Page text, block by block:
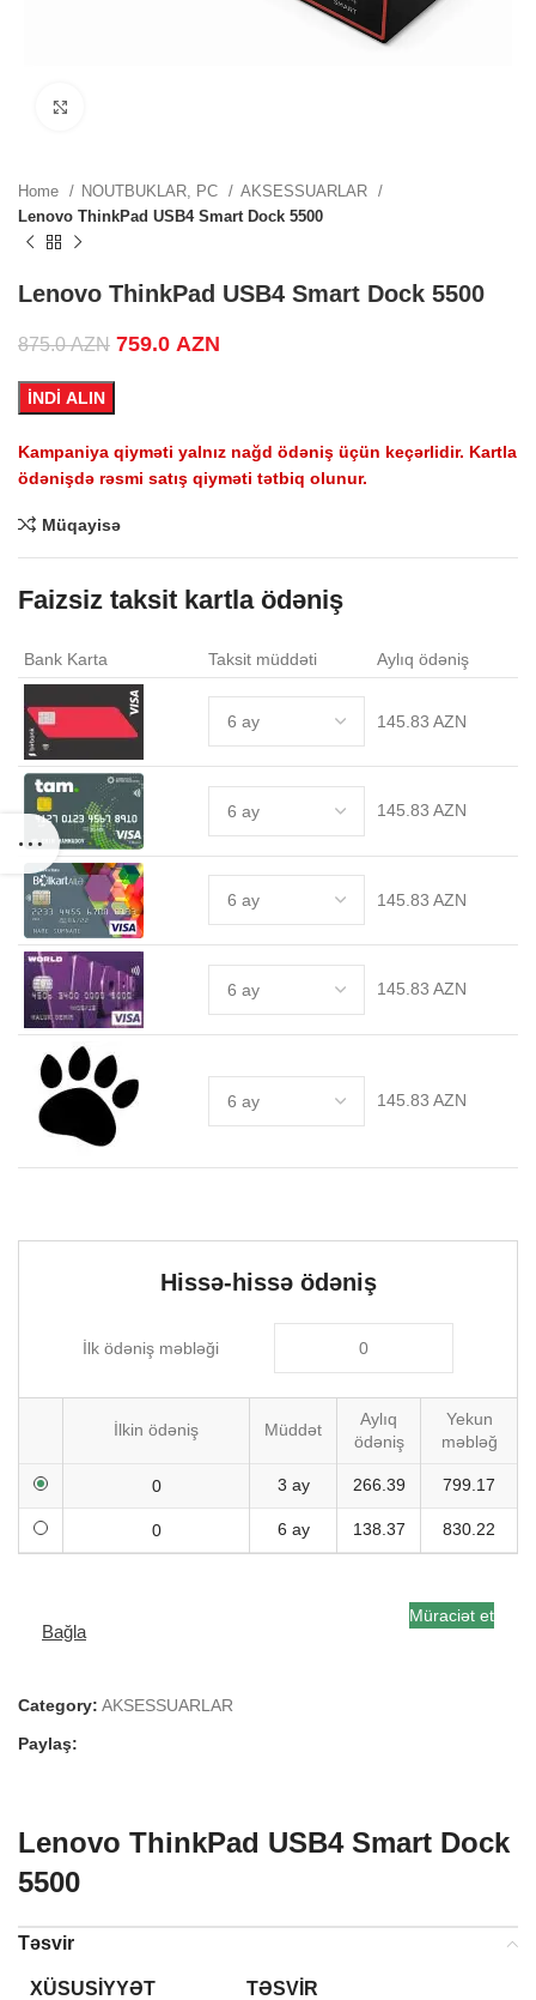
Home NOUTBUKLAR, PC
AKSESSUARLAR
Lenovo ThinkPad USB4 Smart Dock 5500
Lenovo ThinkPad USB4 Smart Dock 5500
875.0AZN Original price was: 875.0 AZN.
759.0 AZN
İNDİ ALIN
Kampaniya qiyməti yalnız nağd ödəniş üçün keçərlidir. Kartla
ödənişdə rəsmi satış qiyməti tətbiq olunur.
Müqayisə
Faizsiz taksit kartla ödəniş
Bank Karta Taksit müddəti Aylıq ödəniş
145.83 AZN
145.83 AZN
145.83 AZN
145.83 AZN
145.83 AZN
Hissə-hissə ödəniş
İlk ödəniş məbləği
İlkin ödəniş Müddət
Aylıq
ödəniş
Yekun
məbləğ
3 ay 266.39 799.17
6 ay 138.37 830.22
Bağla
Müraciət et
Category: AKSESSUARLAR
Paylaş:
Lenovo ThinkPad USB4 Smart Dock
5500
Təsvir
XÜSUSIYYƏT TƏSVIR